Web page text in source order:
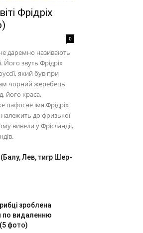
Фрідріх
0
даремно називають
Його звуть Фрідріх
який був при
сам чорний жеребець
його краса,
пафосне імя.Фрідріх
до фризької
вивели у Фрісландії,
(Балу, Лев, тигр Шер-
зроблена
по видаленню
фото)